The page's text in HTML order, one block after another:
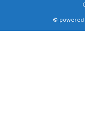
© powered